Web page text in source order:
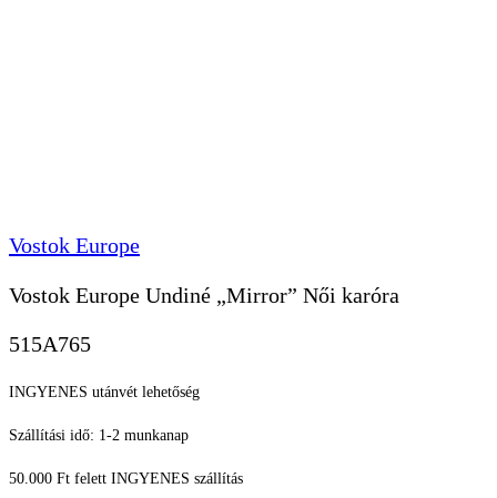
Vostok Europe
Vostok Europe Undiné „Mirror” Női karóra
515A765
INGYENES utánvét lehetőség
Szállítási idő: 1-2 munkanap
50.000 Ft felett INGYENES szállítás